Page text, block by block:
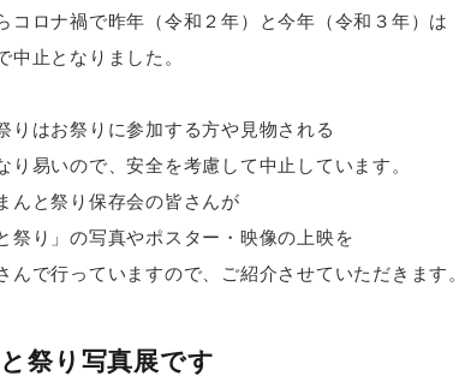
コロナ禍で昨年（令和２年）と今年（令和３年）は
中止となりました。
りはお祭りに参加する方や見物される
り易いので、安全を考慮して中止しています。
んと祭り保存会の皆さんが
祭り」の写真やポスター・映像の上映を
んで行っていますので、ご紹介させていただきます。
祭り写真展です